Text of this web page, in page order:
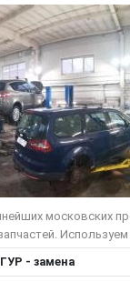
московских
- замена